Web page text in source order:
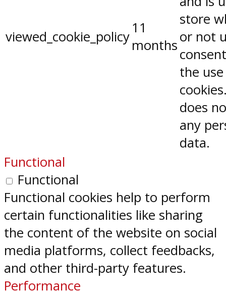
viewed_cookie_policy
11
months
store
or not
the
does
any
data.
Functional
Functional
Functional cookies help to perform
certain functionalities like sharing
the content of the website on social
media platforms, collect feedbacks,
and other third-party features.
Performance